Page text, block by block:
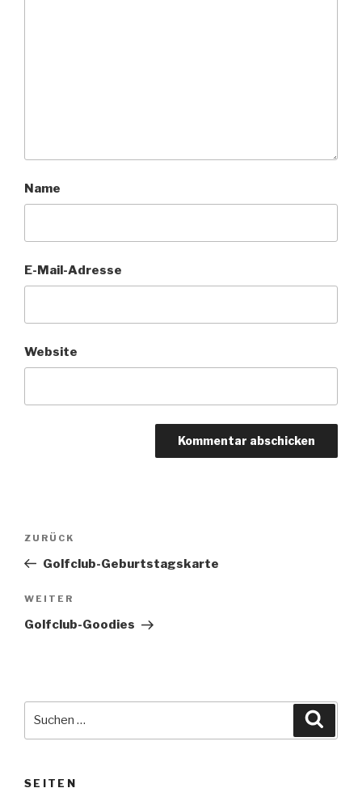
Name
E-Mail-Adresse
Website
Beitragsnavigation
Vorheriger
Beitrag
ZURÜCK
Golfclub-Geburtstagskarte
Nächster
Beitrag
WEITER
Golfclub-Goodies
SEITEN